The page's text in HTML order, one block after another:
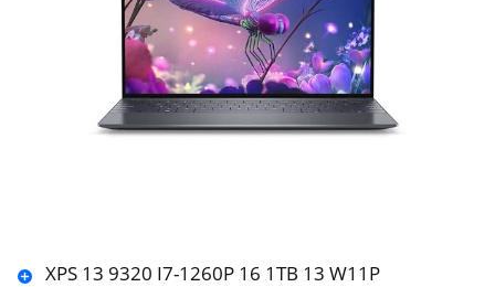
XPS 13 9320 I7-1260P 16 1TB 13 W11P